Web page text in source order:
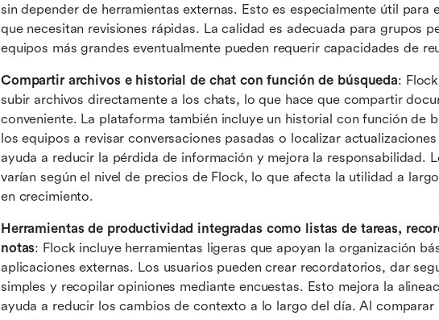
sin depender de herramientas externas. Esto es especialmente útil para
que necesitan revisiones rápidas. La calidad es adecuada para grupos
equipos más grandes eventualmente pueden requerir capacidades de
Compartir archivos e historial de chat con función de búsqueda:
subir archivos directamente a los chats, lo que hace que compartir
conveniente. La plataforma también incluye un historial con función de
los equipos a revisar conversaciones pasadas o localizar
ayuda a reducir la pérdida de información y mejora la responsabilidad.
varían según el nivel de precios de Flock, lo que afecta la utilidad a
en crecimiento.
Herramientas de productividad integradas como listas de tareas,
notas: Flock incluye herramientas ligeras que apoyan la organización
aplicaciones externas. Los usuarios pueden crear recordatorios, dar
simples y recopilar opiniones mediante encuestas. Esto mejora la
ayuda a reducir los cambios de contexto a lo largo del día. Al comparar